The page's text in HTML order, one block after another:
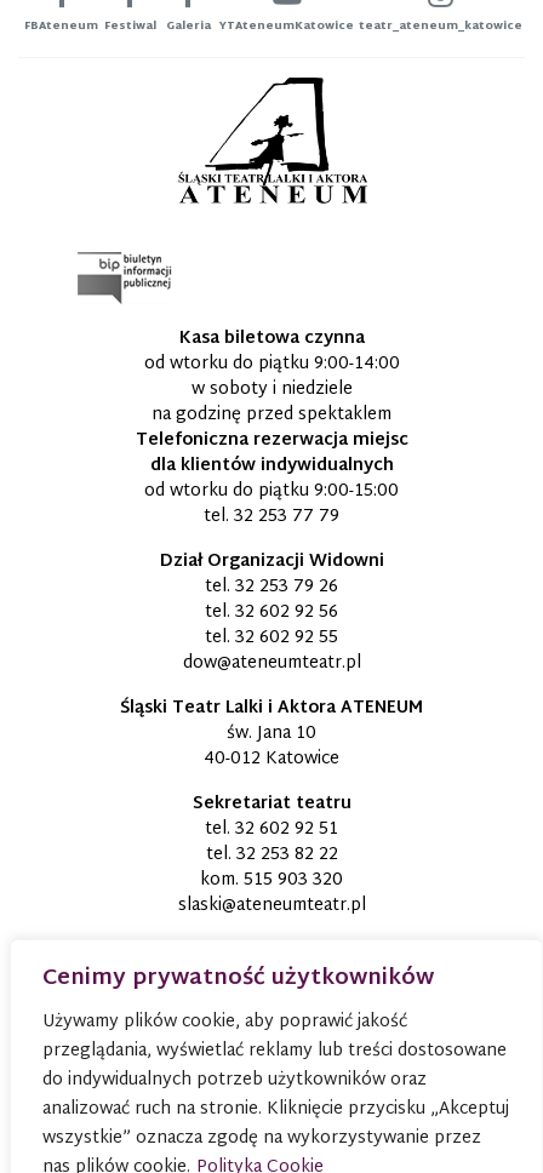
Cenimy prywatność użytkowników
Używamy plików cookie, aby poprawić jakość
przeglądania, wyświetlać reklamy lub treści dostosowane
do indywidualnych potrzeb użytkowników oraz
analizować ruch na stronie. Kliknięcie przycisku „Akceptuj
wszystkie” oznacza zgodę na wykorzystywanie przez
FBAteneum Festiwal Galeria YTAteneumKatowice teatr_ateneum_katowice
Kasa biletowa czynna
od wtorku do piątku 9:00-14:00
w soboty i niedziele
na godzinę przed spektaklem
Telefoniczna rezerwacja miejsc
dla klientów indywidualnych
od wtorku do piątku 9:00-15:00
tel. 32 253 77 79
Dział Organizacji Widowni
tel. 32 253 79 26
tel. 32 602 92 56
tel. 32 602 92 55
dow@ateneumteatr.pl
Śląski Teatr Lalki i Aktora ATENEUM
św. Jana 10
40-012 Katowice
Sekretariat teatru
tel. 32 602 92 51
tel. 32 253 82 22
kom. 515 903 320
slaski@ateneumteatr.pl